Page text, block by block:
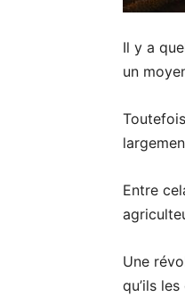
Il y a
un
Entre
Une
qu’ils